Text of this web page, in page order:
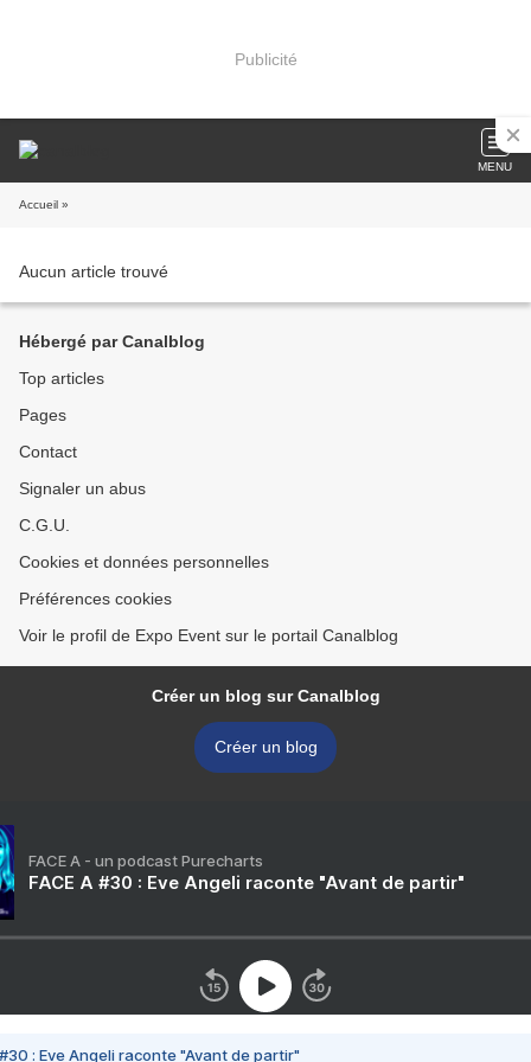
Publicité
MENU
Accueil »
Aucun article trouvé
Hébergé par Canalblog
Top articles
Pages
Contact
Signaler un abus
C.G.U.
Cookies et données personnelles
Préférences cookies
Voir le profil de Expo Event sur le portail Canalblog
Créer un blog sur Canalblog
Créer un blog
FACE A - un podcast Purecharts
FACE A #30 : Eve Angeli raconte "Avant de partir"
#30 : Eve Angeli raconte "Avant de partir"